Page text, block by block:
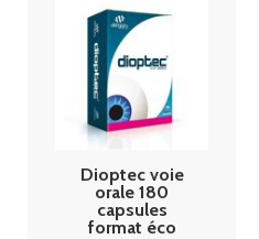
Dioptec voie
orale 180
capsules
format éco